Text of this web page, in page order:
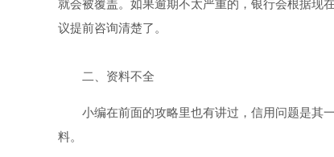
就会被覆盖。如果逾期不太严重的，银行会根据现
议提前咨询清楚了。
二、资料不全
小编在前面的攻略里也有讲过，信用问题是其
料。